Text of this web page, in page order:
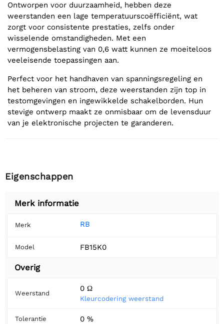
Ontworpen voor duurzaamheid, hebben deze
weerstanden een lage temperatuurscoëfficiënt, wat
zorgt voor consistente prestaties, zelfs onder
wisselende omstandigheden. Met een
vermogensbelasting van 0,6 watt kunnen ze moeiteloos
veeleisende toepassingen aan.
Perfect voor het handhaven van spanningsregeling en
het beheren van stroom, deze weerstanden zijn top in
testomgevingen en ingewikkelde schakelborden. Hun
stevige ontwerp maakt ze onmisbaar om de levensduur
van je elektronische projecten te garanderen.
Eigenschappen
Merk informatie
Merk RB
Model FB15K0
Overig
Weerstand
0 Ω
Kleurcodering weerstand
Tolerantie 0 %